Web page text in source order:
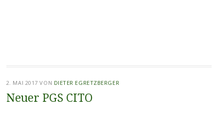
2. MAI 2017 VON DIETER EGRETZBERGER
Neuer PGS CITO